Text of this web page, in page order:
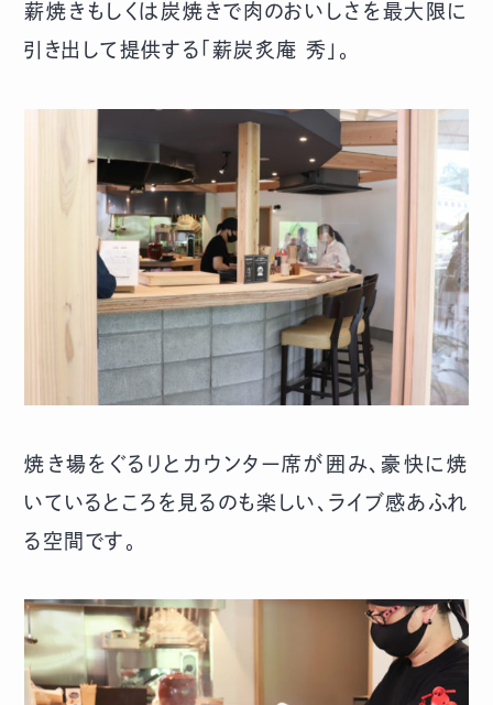
薪焼きもしくは炭焼きで肉のおいしさを最大限に
引き出して提供する「薪炭炙庵 秀」。
焼き場をぐるりとカウンター席が囲み、豪快に焼
いているところを見るのも楽しい、ライブ感あふれ
る空間です。